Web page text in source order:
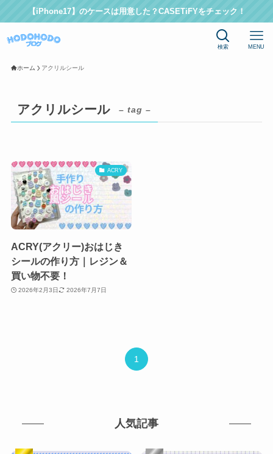
【iPhone17】のケースは用意した？CASETiFYをチェック！
検索 MENU
ホーム アクリルシール
アクリルシール – tag –
ACRY
ACRY(アクリー)おはじき
シールの作り方｜レジン＆
買い物不要！
2026年2月3日 2026年7月7日
1
人気記事